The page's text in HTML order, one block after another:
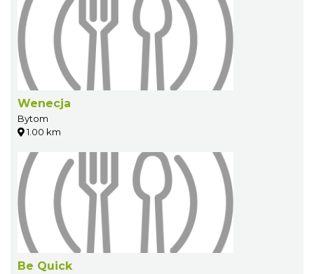
Wenecja
Bytom
1.00 km
Be Quick